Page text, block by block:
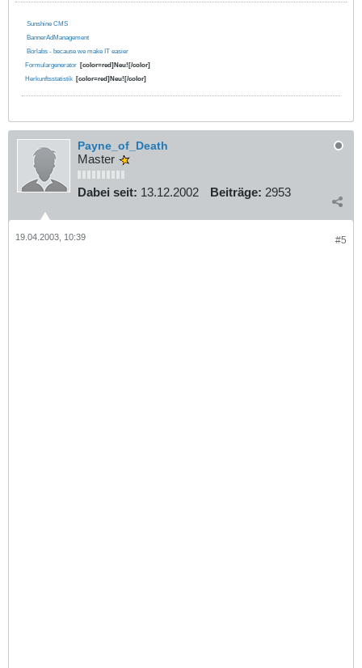
Sunshine CMS
BannerAdManagement
Borlabs - because we make IT easier
Formulargenerator [color=red]Neu![/color]
Herkunftsstatistik [color=red]Neu![/color]
Payne_of_Death
Master
Dabei seit: 13.12.2002 Beiträge: 2953
#5
19.04.2003, 10:39